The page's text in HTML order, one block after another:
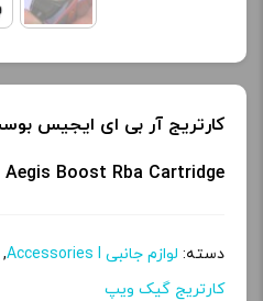
Aegis Boost Rba Cartridge
دسته: لوازم جانبی Accessories l ,
کارتریج گیک ویپ